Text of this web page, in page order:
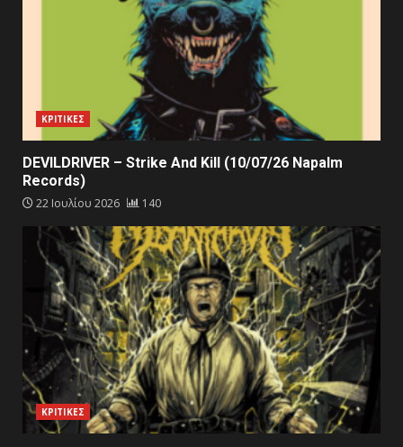
ΚΡΙΤΙΚΕΣ
DEVILDRIVER – Strike And Kill (10/07/26 Napalm
Records)
22 Ιουλίου 2026 140
ΚΡΙΤΙΚΕΣ